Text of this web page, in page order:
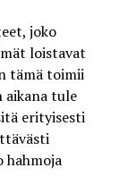
joko
loistavat
tämä toimii
aikana tule
erityisesti
hahmoja